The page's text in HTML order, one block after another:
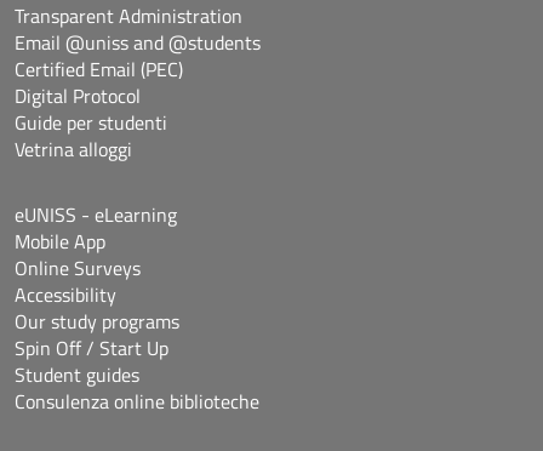
Transparent Administration
Email @uniss and @students
Certified Email (PEC)
Digital Protocol
Guide per studenti
Vetrina alloggi
eUNISS - eLearning
Mobile App
Online Surveys
Accessibility
Our study programs
Spin Off / Start Up
Student guides
Consulenza online biblioteche